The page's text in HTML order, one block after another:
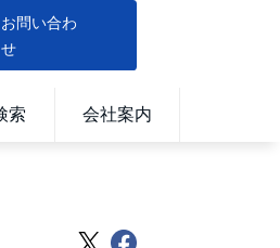
お問い合わ
せ
索 会社案内